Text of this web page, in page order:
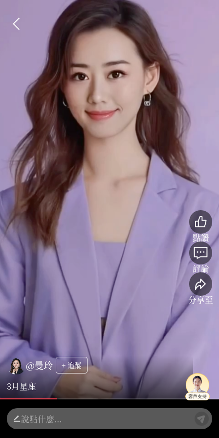
點讚
評論
分享至
@曼玲 + 追蹤
3月星座